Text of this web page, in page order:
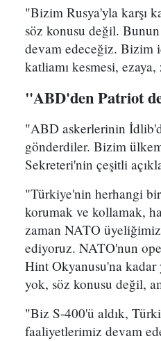
"Bizim Rusya'yla karşı
söz konusu değil.
devam edeceğiz. Bizim
katliamı kesmesi,
"ABD'den Patriot
"ABD askerlerinin
gönderdiler. Bizim
Sekreteri'nin çeşitli
"Türkiye'nin herhangi
korumak ve kollamak,
zaman NATO
ediyoruz. NATO'nun
Hint Okyanusu'na kadar
yok, söz konusu değil,
"Biz S-400'ü aldık,
faaliyetlerimiz devam